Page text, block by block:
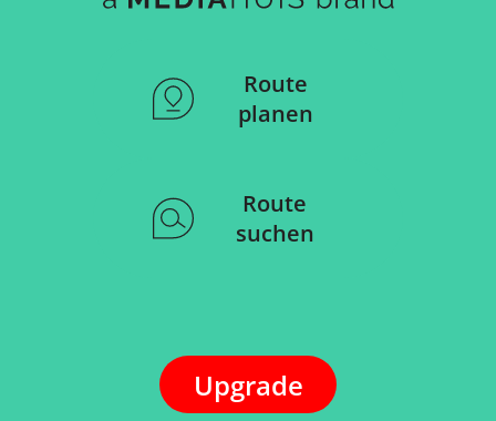
Route
planen
Route
suchen
Upgrade